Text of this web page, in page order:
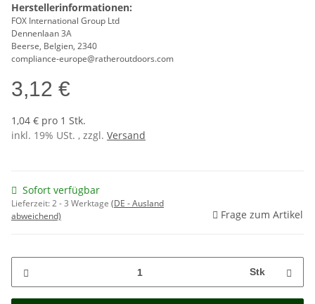
Herstellerinformationen:
FOX International Group Ltd
Dennenlaan 3A
Beerse, Belgien, 2340
compliance-europe@ratheroutdoors.com
3,12 €
1,04 € pro 1 Stk.
inkl. 19% USt. , zzgl. Versand
Sofort verfügbar
Lieferzeit:2 - 3 Werktage (DE - Ausland
abweichend)
Frage zum Artikel
Stk